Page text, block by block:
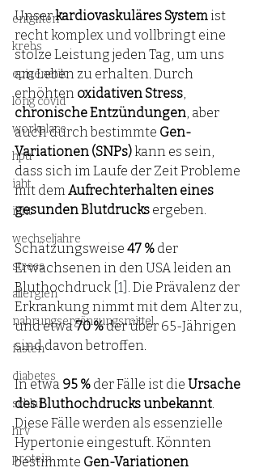
entgiften
krebs
epigenetik
long covid
workplace
hpu
iaht
ihht
wechseljahre
stress
allergien
nahrungsergänzungsmittel
fasten
diabetes
schlaf
hrv
protein
Unser kardiovaskuläres System ist
recht komplex und vollbringt eine
stolze Leistung jeden Tag, um uns
am Leben zu erhalten. Durch
erhöhten oxidativen Stress
chronische Entzündungen , aber
auch durch bestimmte Gen-
Variationen (SNPs) kann es sein,
dass sich im Laufe der Zeit Probleme
mit dem Aufrechterhalten eines
gesunden Blutdrucks ergeben.
Schätzungsweise 47 % der
Erwachsenen in den USA leiden an
Bluthochdruck [1]. Die Prävalenz der
Erkrankung nimmt mit dem Alter zu,
und etwa 70 % der über 65-Jährigen
sind davon betroffen.
In etwa 95 % der Fälle ist die Ursache
des Bluthochdrucks unbekannt
Diese Fälle werden als essenzielle
Hypertonie eingestuft. Könnten
bestimmte Gen-Variationen